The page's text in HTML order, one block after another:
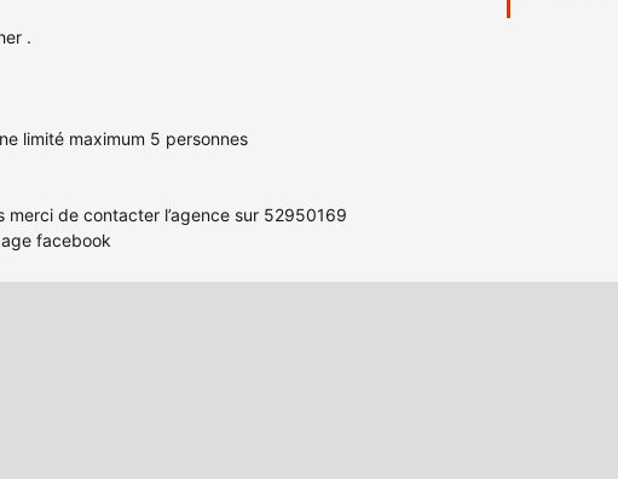
.
limité maximum 5 personnes
merci de contacter l’agence sur 52950169
facebook